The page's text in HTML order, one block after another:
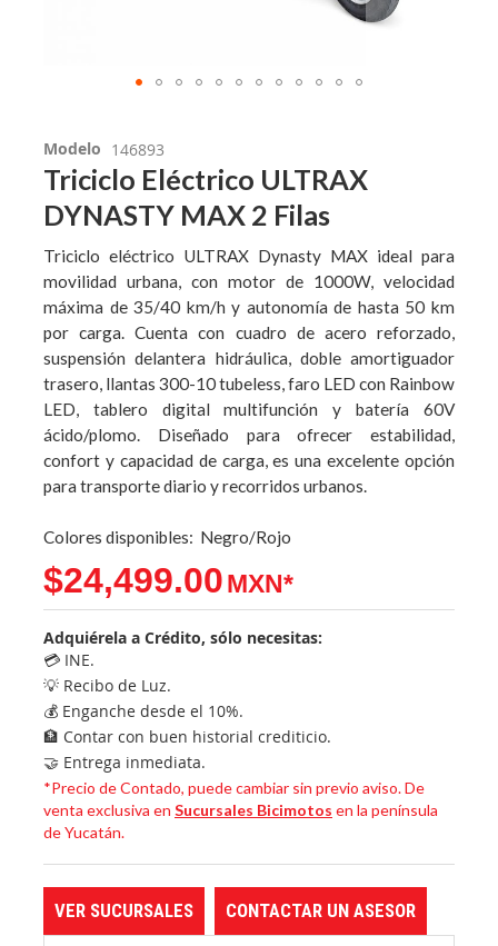
Modelo 146893
Triciclo Eléctrico ULTRAX
DYNASTY MAX 2 Filas
Triciclo eléctrico ULTRAX Dynasty MAX ideal para
movilidad urbana, con motor de 1000W, velocidad
máxima de 35/40 km/h y autonomía de hasta 50 km
por carga. Cuenta con cuadro de acero reforzado,
suspensión delantera hidráulica, doble amortiguador
trasero, llantas 300-10 tubeless, faro LED con Rainbow
LED, tablero digital multifunción y batería 60V
ácido/plomo. Diseñado para ofrecer estabilidad,
confort y capacidad de carga, es una excelente opción
para transporte diario y recorridos urbanos.
Colores disponibles: Negro/Rojo
$24,499.00
Adquiérela a Crédito, sólo necesitas:
💳 INE.
💡 Recibo de Luz.
💰 Enganche desde el 10%.
🏦 Contar con buen historial crediticio.
🤝 Entrega inmediata.
*Precio de Contado, puede cambiar sin previo aviso. De
venta exclusiva en Sucursales Bicimotos en la península
de Yucatán.
VER SUCURSALES CONTACTAR UN ASESOR